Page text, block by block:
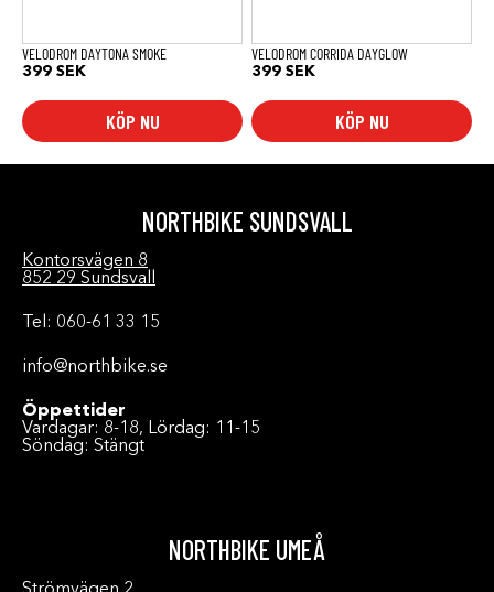
VELODROM DAYTONA SMOKE
399 SEK
KÖP NU
VELODROM CORRIDA DAYGLOW
399 SEK
KÖP NU
NORTHBIKE SUNDSVALL
Kontorsvägen 8
852 29 Sundsvall
Tel: 060-61 33 15
info@northbike.se
Öppettider
Vardagar: 8-18, Lördag: 11-15
Söndag: Stängt
NORTHBIKE UMEÅ